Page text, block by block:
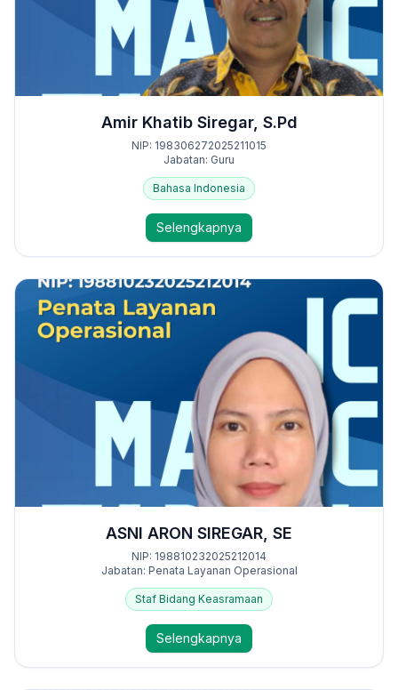
Amir Khatib Siregar, S.Pd
NIP: 198306272025211015
Jabatan: Guru
Bahasa Indonesia
Selengkapnya
ASNI ARON SIREGAR, SE
NIP: 198810232025212014
Jabatan: Penata Layanan Operasional
Staf Bidang Keasramaan
Selengkapnya